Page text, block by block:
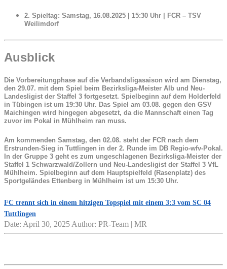
2. Spieltag: Samstag, 16.08.2025 | 15:30 Uhr | FCR – TSV
Weilimdorf
Ausblick
Die Vorbereitungphase auf die Verbandsligasaison wird am Dienstag,
den 29.07. mit dem Spiel beim Bezirksliga-Meister Alb und Neu-
Landesligist der Staffel 3 fortgesetzt. Spielbeginn auf dem Holderfeld
in Tübingen ist um 19:30 Uhr. Das Spiel am 03.08. gegen den GSV
Maichingen wird hingegen abgesetzt, da die Mannschaft einen Tag
zuvor im Pokal in Mühlheim ran muss.
Am kommenden Samstag, den 02.08. steht der FCR nach dem
Erstrunden-Sieg in Tuttlingen in der 2. Runde im DB Regio-wfv-Pokal.
In der Gruppe 3 geht es zum ungeschlagenen Bezirksliga-Meister der
Staffel 1 Schwarzwald/Zollern und Neu-Landesligist der Staffel 3 VfL
Mühlheim. Spielbeginn auf dem Hauptspielfeld (Rasenplatz) des
Sportgeländes Ettenberg in Mühlheim ist um 15:30 Uhr.
FC trennt sich in einem hitzigen Topspiel mit einem 3:3 vom SC 04
Tuttlingen
Date: April 30, 2025 Author: PR-Team | MR